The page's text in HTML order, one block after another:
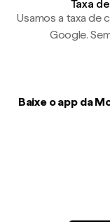
Taxa
Usamos a taxa de
Google.
Baixe o app da